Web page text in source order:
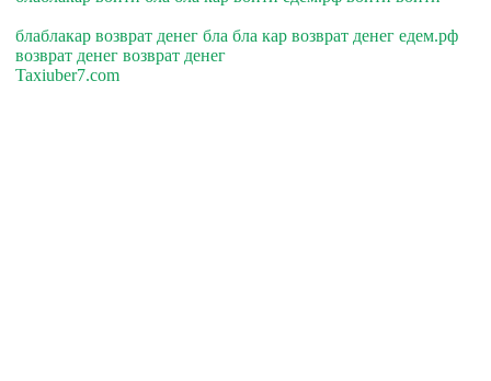
блаблакар возврат денег бла бла кар возврат денег едем.рф
возврат денег возврат денег
Taxiuber7.com